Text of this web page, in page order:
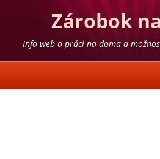
Zárobok
Info web o práci na doma a